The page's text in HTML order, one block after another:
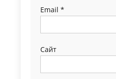
Email *
Сайт